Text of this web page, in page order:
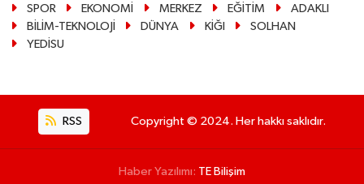
SPOR
EKONOMİ MERKEZ EĞİTİM
ADAKLI
BİLİM-TEKNOLOJİ
DÜNYA KİĞI
SOLHAN
YEDİSU
RSS Copyright © 2024. Her hakkı saklıdır.
Haber Yazılımı: TE Bilişim